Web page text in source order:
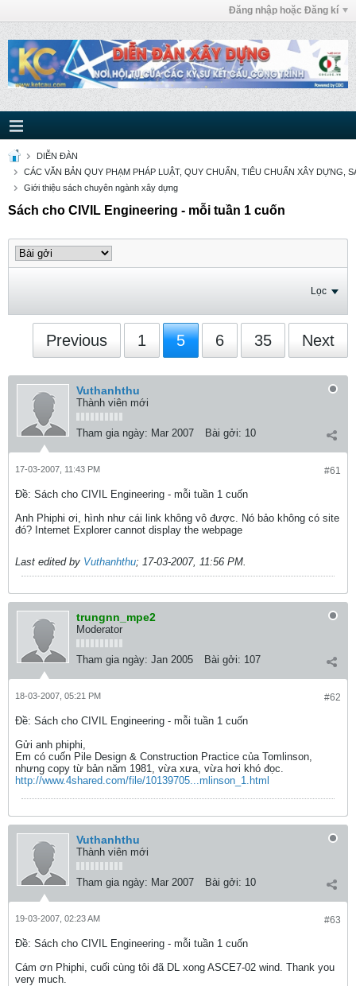
Đăng nhập hoặc Đăng kí
DIỄN ĐÀN
CÁC VĂN BẢN QUY PHẠM PHÁP LUẬT, QUY CHUẨN, TIÊU CHUẨN XÂY DỰNG,
Giới thiệu sách chuyên ngành xây dựng
Sách cho CIVIL Engineering - mỗi tuần 1 cuốn
Lọc
Previous 1 5 6 35 Next
Vuthanhthu
Thành viên mới
Tham gia ngày: Mar 2007 Bài gởi: 10
#61
17-03-2007, 11:43 PM
Ðề: Sách cho CIVIL Engineering - mỗi tuần 1 cuốn
Anh Phiphi ơi, hình như cái link không vô được. Nó bảo không có site
đó? Internet Explorer cannot display the webpage
Last edited by Vuthanhthu; 17-03-2007, 11:56 PM.
trungnn_mpe2
Moderator
Tham gia ngày: Jan 2005 Bài gởi: 107
#62
18-03-2007, 05:21 PM
Ðề: Sách cho CIVIL Engineering - mỗi tuần 1 cuốn
Gửi anh phiphi,
Em có cuốn Pile Design & Construction Practice của Tomlinson,
nhưng copy từ bản năm 1981, vừa xưa, vừa hơi khó đọc.
http://www.4shared.com/file/10139705...mlinson_1.html
Vuthanhthu
Thành viên mới
Tham gia ngày: Mar 2007 Bài gởi: 10
#63
19-03-2007, 02:23 AM
Ðề: Sách cho CIVIL Engineering - mỗi tuần 1 cuốn
Cám ơn Phiphi, cuối cùng tôi đã DL xong ASCE7-02 wind. Thank you
very much.